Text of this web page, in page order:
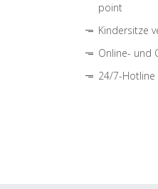
point
Kindersitze
Online- und
24/7-Hotline